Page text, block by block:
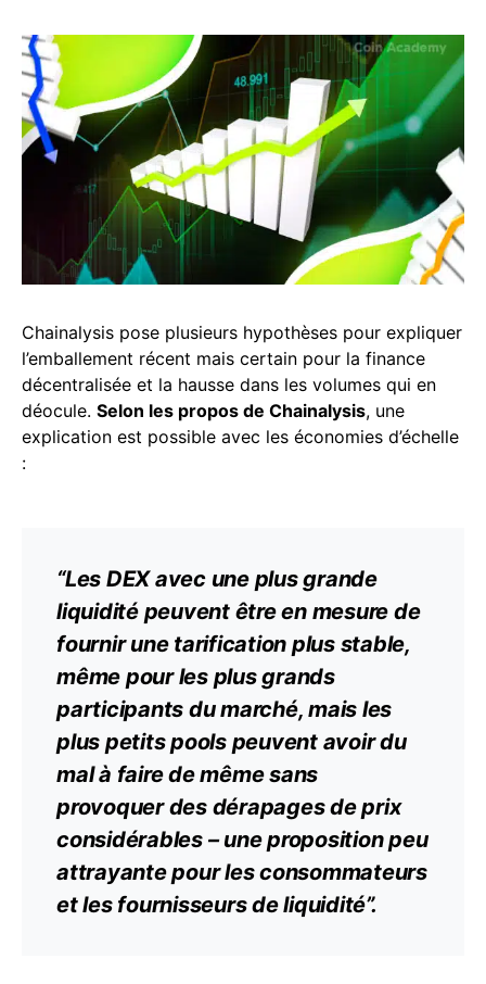
Chainalysis pose plusieurs hypothèses pour expliquer
l’emballement récent mais certain pour la finance
décentralisée et la hausse dans les volumes qui en
déocule. Selon les propos de Chainalysis, une
explication est possible avec les économies d’échelle
:
“Les DEX avec une plus grande
liquidité peuvent être en mesure de
fournir une tarification plus stable,
même pour les plus grands
participants du marché, mais les
plus petits pools peuvent avoir du
mal à faire de même sans
provoquer des dérapages de prix
considérables – une proposition peu
attrayante pour les consommateurs
et les fournisseurs de liquidité”.